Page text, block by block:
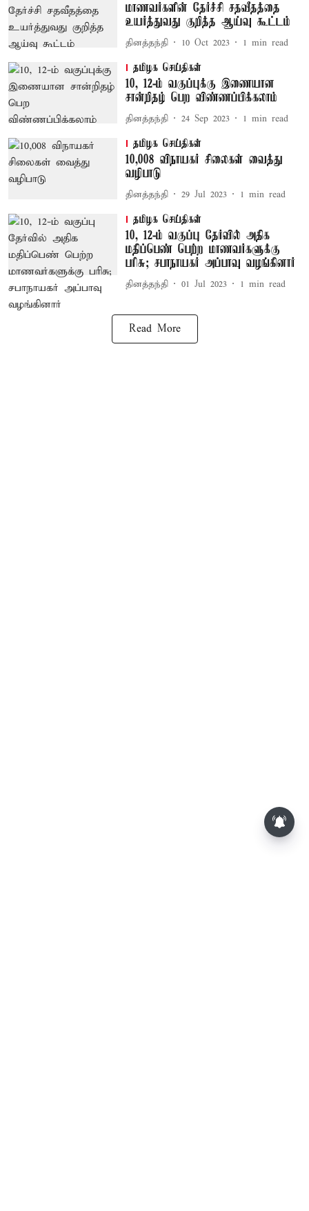
மாணவர்களின் தேர்ச்சி சதவீதத்தை
உயர்த்துவது குறித்த ஆய்வு கூட்டம்
தினத்தந்தி 10 Oct 2023 1 min read
தமிழக செய்திகள்
10, 12-ம் வகுப்புக்கு இணையான
சான்றிதழ் பெற விண்ணப்பிக்கலாம்
தினத்தந்தி 24 Sep 2023 1 min read
தமிழக செய்திகள்
10,008 விநாயகர் சிலைகள் வைத்து
வழிபாடு
தினத்தந்தி 29 Jul 2023 1 min read
தமிழக செய்திகள்
10, 12-ம் வகுப்பு தேர்வில் அதிக
மதிப்பெண் பெற்ற மாணவர்களுக்கு
பரிசு; சபாநாயகர் அப்பாவு வழங்கினார்
தினத்தந்தி 01 Jul 2023 1 min read
Read More